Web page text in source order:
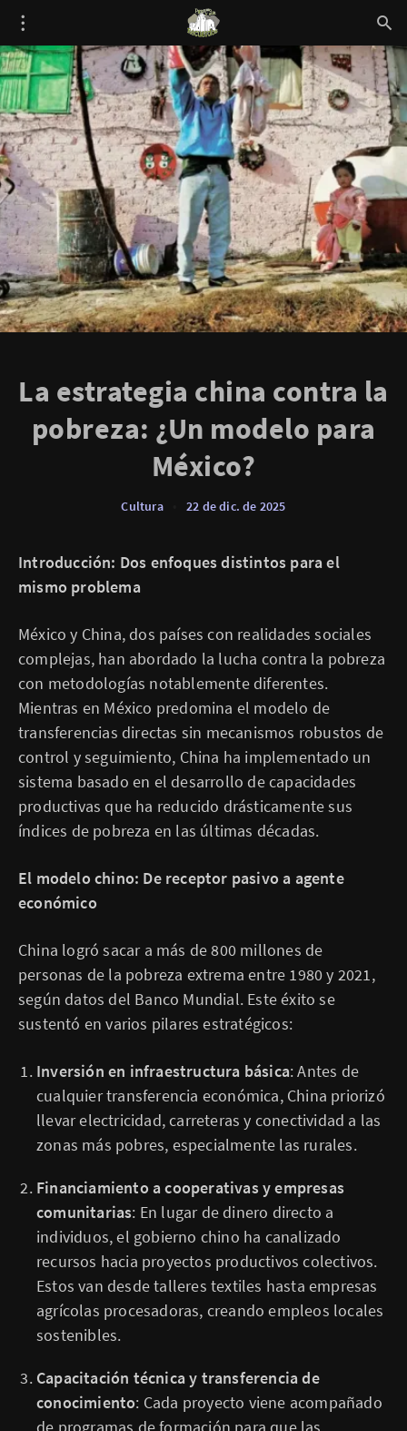
La estrategia china contra la
pobreza: ¿Un modelo para
México?
Cultura 22 de dic. de 2025
Introducción: Dos enfoques distintos para el
mismo problema
México y China, dos países con realidades sociales
complejas, han abordado la lucha contra la pobreza
con metodologías notablemente diferentes.
Mientras en México predomina el modelo de
transferencias directas sin mecanismos robustos de
control y seguimiento, China ha implementado un
sistema basado en el desarrollo de capacidades
productivas que ha reducido drásticamente sus
índices de pobreza en las últimas décadas.
El modelo chino: De receptor pasivo a agente
económico
China logró sacar a más de 800 millones de
personas de la pobreza extrema entre 1980 y 2021,
según datos del Banco Mundial. Este éxito se
sustentó en varios pilares estratégicos:
Inversión en infraestructura básica: Antes de
cualquier transferencia económica, China priorizó
llevar electricidad, carreteras y conectividad a las
zonas más pobres, especialmente las rurales.
Financiamiento a cooperativas y empresas
comunitarias: En lugar de dinero directo a
individuos, el gobierno chino ha canalizado
recursos hacia proyectos productivos colectivos.
Estos van desde talleres textiles hasta empresas
agrícolas procesadoras, creando empleos locales
sostenibles.
Capacitación técnica y transferencia de
conocimiento: Cada proyecto viene acompañado